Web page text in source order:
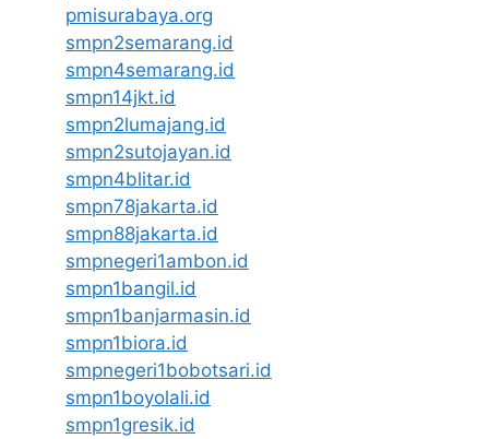
pmisurabaya.org
smpn2semarang.id
smpn4semarang.id
smpn14jkt.id
smpn2lumajang.id
smpn2sutojayan.id
smpn4blitar.id
smpn78jakarta.id
smpn88jakarta.id
smpnegeri1ambon.id
smpn1bangil.id
smpn1banjarmasin.id
smpn1biora.id
smpnegeri1bobotsari.id
smpn1boyolali.id
smpn1gresik.id